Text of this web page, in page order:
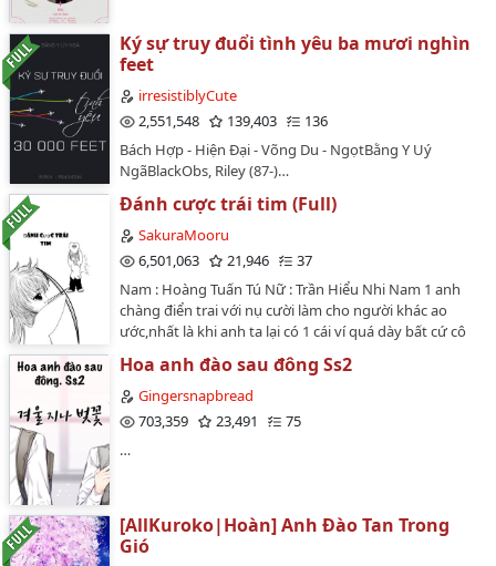
20
21
22
25
26
Thông Báo!
27
28
30
31
32
33
Ký sự truy đuổi tình yêu ba mươi nghìn
feet
irresistiblyCute
2,551,548
139,403
136
Bách Hợp - Hiện Đại - Võng Du - NgọtBằng Y Uý
NgãBlackObs, Riley (87-)…
Đánh cược trái tim (Full)
SakuraMooru
6,501,063
21,946
37
Nam : Hoàng Tuấn Tú Nữ : Trần Hiểu Nhi Nam 1 anh
chàng điển trai với nụ cười làm cho người khác ao
ước,nhất là khi anh ta lại có 1 cái ví quá dày bất cứ cô
cậu chàng hotboy này với con mắt ngưỡng mộ,ai cũng
muốn chiếm trái tim của hoàng tử. Nữ,con gái độc
nhất của 1 bà mẹ độc thân,thành phần cá biệt bị chủ
ngạnh,bướng bỉnh,cãi ngang như cua,ham chơi ham
Bởi vì 1 chuyện đáng tiếc,2 con người cứ luôn luôn lướt
qua nhau ấy vào 1 ngày đẹp trời đã gặp phải,và rồi sét
Hoa anh đào sau đông Ss2
Gingersnapbread
703,359
23,491
75
…
[AllKuroko|Hoàn] Anh Đào Tan Trong
Gió